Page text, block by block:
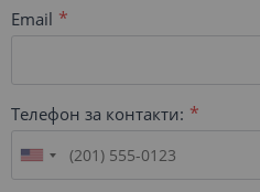
Email
Телефон за контакти: